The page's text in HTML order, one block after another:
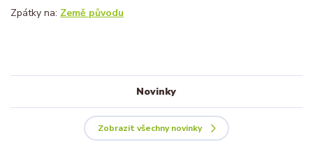
Novinky
Zobrazit všechny novinky
Zpátky na: Země původu